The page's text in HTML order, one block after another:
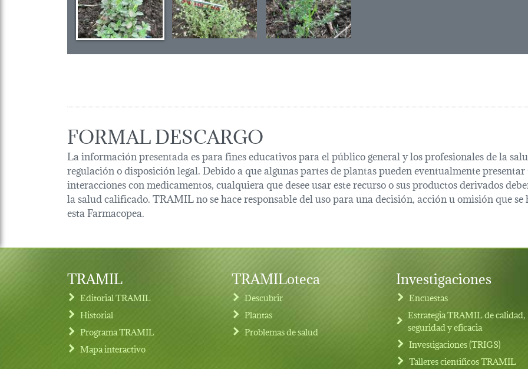
FORMAL DESCARGO
La información presentada es para fines educativos para el público general y los profesionales de la
regulación o disposición legal. Debido a que algunas partes de plantas pueden eventualmente
interacciones con medicamentos, cualquiera que desee usar este recurso o sus productos derivados
la salud calificado. TRAMIL no se hace responsable del uso para una decisión, acción u omisión que
esta Farmacopea.
Footer menu
TRAMIL
Editorial TRAMIL
Historial
Programa TRAMIL
Mapa interactivo
TRAMILoteca
Descubrir
Plantas
Problemas de salud
Investigaciones
Encuestas
Estrategia TRAMIL de calidad,
seguridad y eficacia
Investigaciones (TRIGS)
Talleres cientificos TRAMIL